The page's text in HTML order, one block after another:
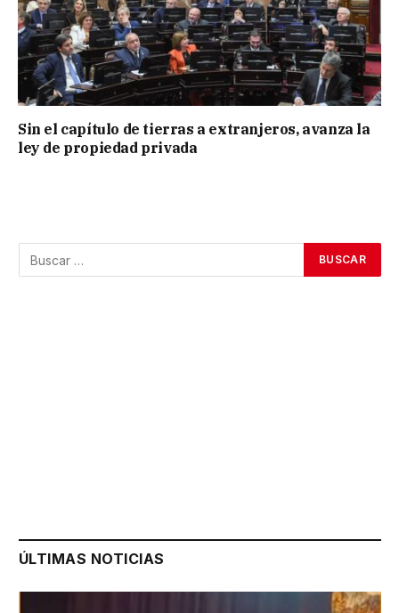
Sin el capítulo de tierras a extranjeros, avanza la
ley de propiedad privada
ÚLTIMAS NOTICIAS